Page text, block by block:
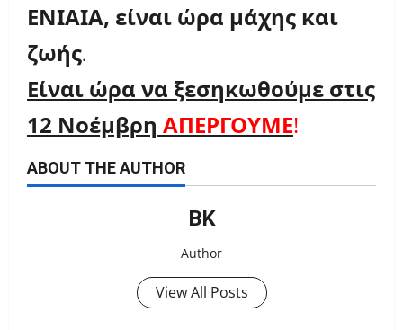
ΕΝΙΑΙΑ, είναι ώρα μάχης και
ζωής.
Είναι ώρα να ξεσηκωθούμε στις
12 Νοέμβρη ΑΠΕΡΓΟΥΜΕ!
ABOUT THE AUTHOR
ΒΚ
Author
View All Posts